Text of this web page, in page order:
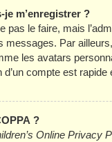
m’enregistrer ?
pas le faire, mais
messages. Par
les avatars
d’un compte est
?
Online Privacy